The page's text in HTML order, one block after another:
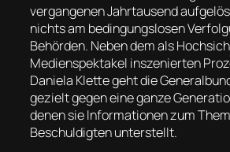
vergangenen Jahrtausend
nichts am bedingungslosen
Behörden. Neben dem als
Medienspektakel inszenierten
Daniela Klette geht die
gezielt gegen eine ganze
denen sie Informationen zum
Beschuldigten unterstellt.